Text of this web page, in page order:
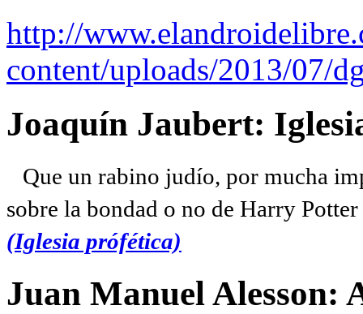
http://
content/uploads/2013/07/
Joaquín Jaubert:
Que un rabino judío, por mucha
sobre la bondad o no de Harry
(Iglesia prófética)
Juan Manuel Alesson: